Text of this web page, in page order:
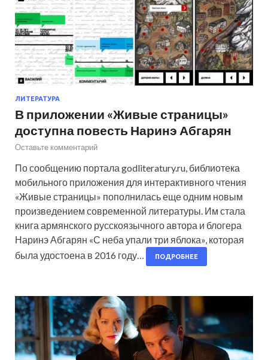
ЛИТЕРАТУРА
В приложении «Живые страницы»
доступна повесть Наринэ Абгарян
Оставьте комментарий
По сообщению портала godliteratury.ru, библиотека
мобильного приложения для интерактивного чтения
«Живые страницы» пополнилась еще одним новым
произведением современной литературы. Им стала
книга армянского русскоязычного автора и блогера
Наринэ Абгарян «С неба упали три яблока», которая
была удостоена в 2016 году…
ПОДРОБНЕЕ